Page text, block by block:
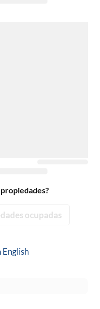
ocupadas
English